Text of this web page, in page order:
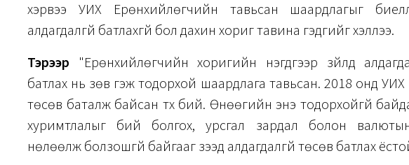
хэрвээ УИХ Ерөнхийлөгчийн тавьсан шаардлагыг
алдагдалгүй батлахгүй бол дахин хориг тавина гэдгийг хэллээ.
Тэрээр "Ерөнхийлөгчийн хоригийн нэгдүгээр зүйлд
батлах нь зөв гэж тодорхой шаардлага тавьсан. 2018 онд УИХ
төсөв баталж байсан түүх бий. Өнөөгийн энэ тодорхойгүй
хуримтлалыг бий болгох, урсгал зардал болон
нөлөөлж болзошгүй байгааг үзээд алдагдалгүй төсөв батлах